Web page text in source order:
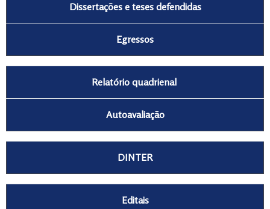
Dissertações e teses defendidas
Egressos
Relatório quadrienal
Autoavaliação
DINTER
Editais